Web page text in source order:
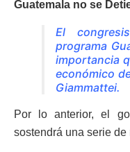
Guatemala no se
El
programa
importancia
económico
Giammattei.
Por lo anterior, el
sostendrá una serie